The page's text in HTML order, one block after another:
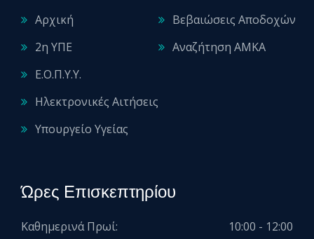
Αρχική
2η ΥΠΕ
Ε.Ο.Π.Υ.Υ.
Ηλεκτρονικές Αιτήσεις
Υπουργείο Υγείας
Βεβαιώσεις Αποδοχών
Αναζήτηση ΑΜΚΑ
Ώρες Επισκεπτηρίου
Καθημερινά Πρωί: 10:00 - 12:00